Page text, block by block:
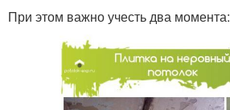
При этом важно учесть два момента: